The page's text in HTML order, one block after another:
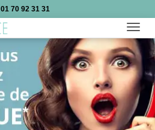
01 70 92 31 31